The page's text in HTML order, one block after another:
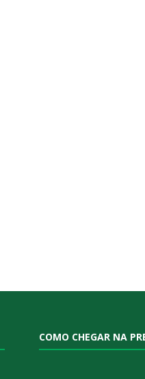
COMO CHEGAR NA